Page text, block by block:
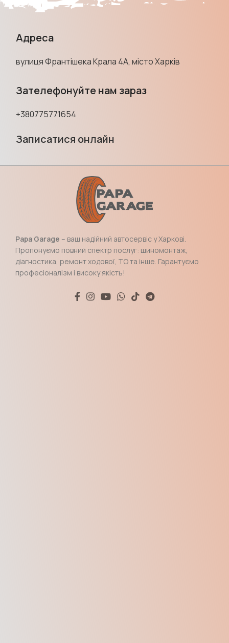
Адреса
вулиця Франтішека Крала 4А, місто Харків
Зателефонуйте нам зараз
+380775771654
Записатися онлайн
Papa Garage – ваш надійний автосервіс у Харкові.
Пропонуємо повний спектр послуг: шиномонтаж,
діагностика, ремонт ходової, ТО та інше. Гарантуємо
професіоналізм і високу якість!